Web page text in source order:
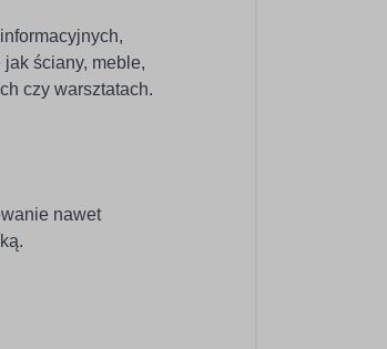
ściany, meble,
czy warsztatach.
nawet